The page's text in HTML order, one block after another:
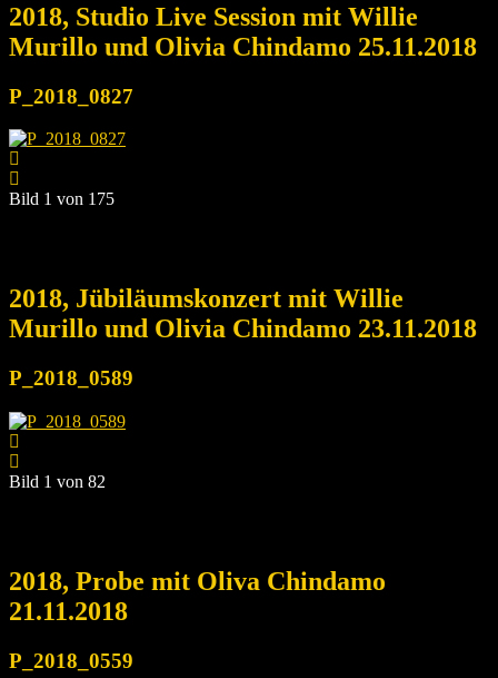
2018, Studio Live Session mit Willie
Murillo und Olivia Chindamo 25.11.2018
P_2018_0827
Bild 1 von 175
2018, Jübiläumskonzert mit Willie
Murillo und Olivia Chindamo 23.11.2018
P_2018_0589
Bild 1 von 82
2018, Probe mit Oliva Chindamo
21.11.2018
P_2018_0559